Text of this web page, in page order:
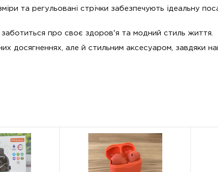
та регульовані стрічки забезпечують ідеальну
про своє здоров'я та модний стиль життя.
досягненнях, але й стильним аксесуаром, завдяки